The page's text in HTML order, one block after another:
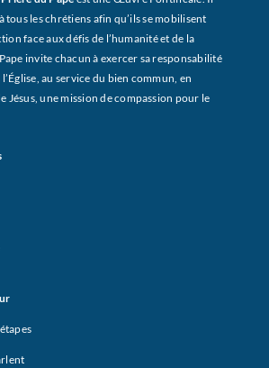
tous les chrétiens afin qu’ils se mobilisent
face aux défis de l’humanité et de la
invite chacun à exercer sa responsabilité
au service du bien commun, en
Jésus, une mission de compassion pour le